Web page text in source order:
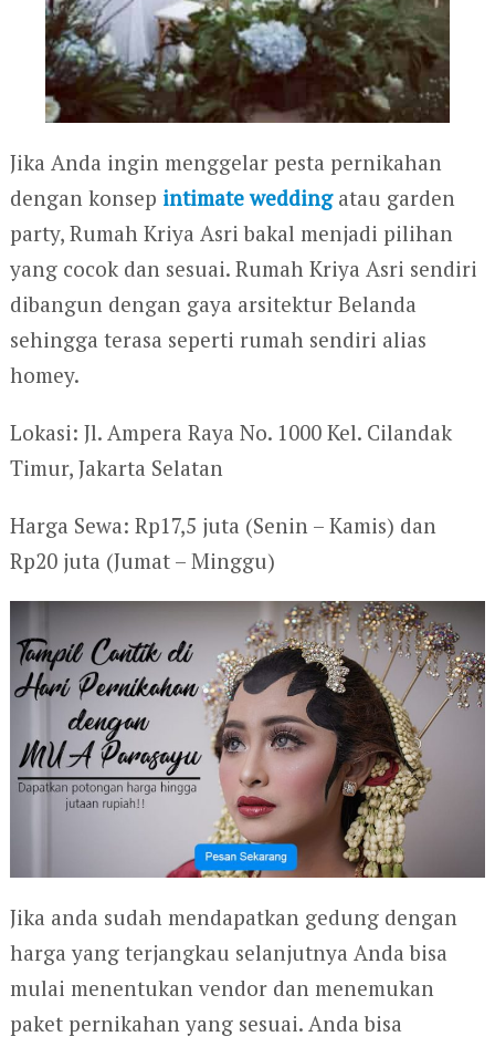
Jika Anda ingin menggelar pesta pernikahan
dengan konsep intimate weddingatau garden
party, Rumah Kriya Asri bakal menjadi pilihan
yang cocok dan sesuai. Rumah Kriya Asri sendiri
dibangun dengan gaya arsitektur Belanda
sehingga terasa seperti rumah sendiri alias
homey.
Lokasi: Jl. Ampera Raya No. 1000 Kel. Cilandak
Timur, Jakarta Selatan
Harga Sewa: Rp17,5 juta (Senin – Kamis) dan
Rp20 juta (Jumat – Minggu)
Jika anda sudah mendapatkan gedung dengan
harga yang terjangkau selanjutnya Anda bisa
mulai menentukan vendor dan menemukan
paket pernikahan yang sesuai. Anda bisa